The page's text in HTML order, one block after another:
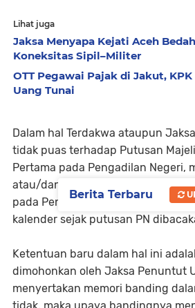
Lihat juga
Jaksa Menyapa Kejati Aceh
Koneksitas Sipil–Militer
OTT Pegawai Pajak di Jakut,
Uang Tunai
Dalam hal Terdakwa ataupun
tidak puas terhadap Putusan
Pertama pada Pengadilan Negeri,
atau/dan Penuntut Umum dapat
pada Pengadilan Tinggi dalam
kalender sejak putusan PN
Ketentuan baru dalam hal ini
dimohonkan oleh Jaksa Penuntut
menyertakan memori banding
Berita Terbaru